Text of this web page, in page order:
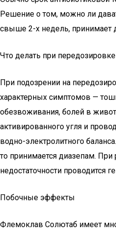
Решение о том, можно ли
свыше 2-х недель, принимает
Что делать при
При подозрении на
характерных симптомов —
обезвоживания, болей в
активированного угля и
водно-электролитного
то принимается диазепам.
недостаточности проводится
Побочные эффекты
Флемоклав Солютаб имеет